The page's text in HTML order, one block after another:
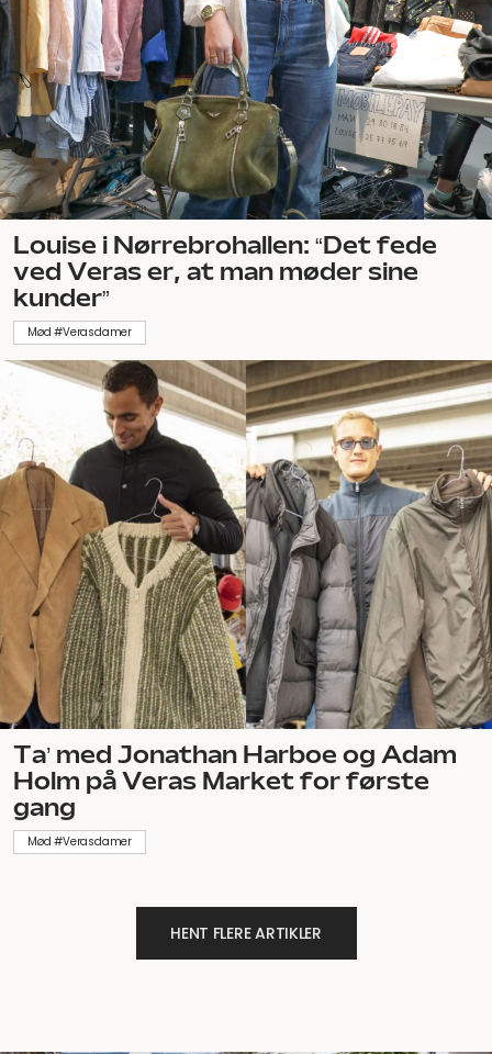
Louise i Nørrebrohallen: “Det fede
ved Veras er, at man møder sine
kunder”
Mød #Verasdamer
Ta’ med Jonathan Harboe og Adam
Holm på Veras Market for første
gang
Mød #Verasdamer
HENT FLERE ARTIKLER